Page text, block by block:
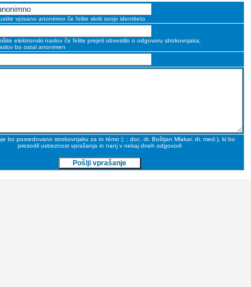
vpisano anonimnoče ľelite skriti svojo identiteto
elektronski naslov če ľelite prejeti obvestilo o odgovoru strokovnjaka;
bo ostal anonimen
bo posredovano strokovnjaku za to témo (; ; doc. dr. Boštjan Mlakar, dr. med. ), ki bo
presodil ustreznost vprašanja in nanj v nekaj dneh odgovoril